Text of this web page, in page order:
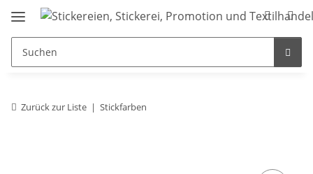
Zurück zur Liste Stickfarben